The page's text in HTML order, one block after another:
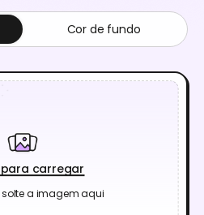
carregar
solte a imagem aqui
Cor de fundo